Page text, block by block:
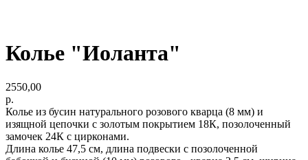
Колье "Иоланта"
2550,00
р.
Колье из бусин натурального розового кварца (8 мм) и
изящной цепочки с золотым покрытием 18К, позолоченный
замочек 24К с цирконами.
Длина колье 47,5 см, длина подвески с позолоченной